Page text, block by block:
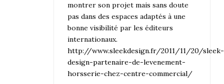
montrer son projet mais sans doute
pas dans des espaces adaptés à une
bonne visibilité par les éditeurs
internationaux.
http://www.sleekdesign.fr/2011/11/20/sleek-
design-partenaire-de-levenement-
horsserie-chez-centre-commercial/